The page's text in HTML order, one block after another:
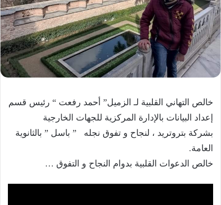
خالص التهاني القلبية لـ الزميل” أحمد رفعت “ رئيس قسم
إعداد البيانات بالإدارة المركزية للجهات الخارجية
بشركة بتروتريد ، لنجاح و تفوق نجله ” باسل ” بالثانوية
العامة.
خالص الدعوات القلبية بدوام النجاح و التفوق …